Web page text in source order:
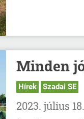
Minden
Hírek Szadai SE
2023. július 18.